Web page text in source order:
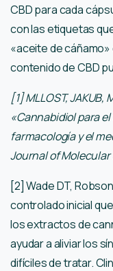
CBD para cada
con las etiquetas
«aceite de
contenido de CBD
[1] MLLOST,
«Cannabidiol para
farmacología y el
Journal of Molecular
[2] Wade DT,
controlado inicial
los extractos de
ayudar a aliviar los
difíciles de tratar.